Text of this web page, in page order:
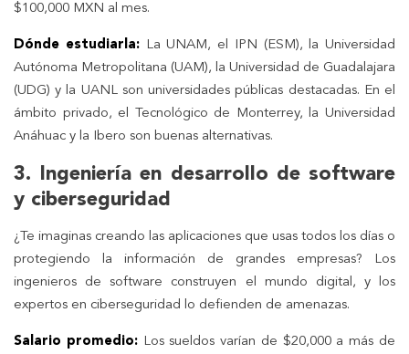
$100,000 MXN al mes.
Dónde estudiarla:La UNAM, el IPN (ESM), la Universidad
Autónoma Metropolitana (UAM), la Universidad de Guadalajara
(UDG) y la UANL son universidades públicas destacadas. En el
ámbito privado, el Tecnológico de Monterrey, la Universidad
Anáhuac y la Ibero son buenas alternativas.
3. Ingeniería en desarrollo de software
y ciberseguridad
¿Te imaginas creando las aplicaciones que usas todos los días o
protegiendo la información de grandes empresas? Los
ingenieros de software construyen el mundo digital, y los
expertos en ciberseguridad lo defienden de amenazas.
Salario promedio:Los sueldos varían de $20,000 a más de